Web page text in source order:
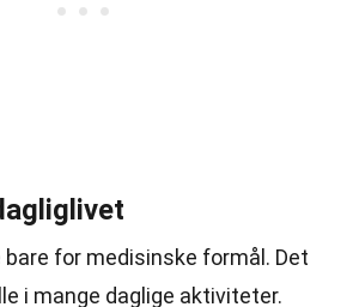
bare for medisinske formål. Det
i mange daglige aktiviteter.